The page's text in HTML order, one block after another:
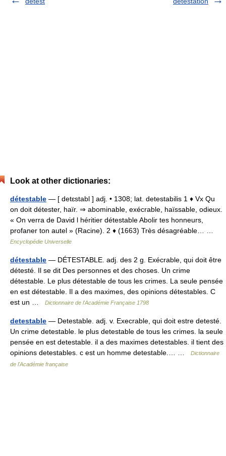
Look at other dictionaries:
détestable — [ detɛstabl ] adj. • 1308; lat. detestabilis 1 ♦ Vx Qu
on doit détester, haïr. ⇒ abominable, exécrable, haïssable, odieux.
« On verra de David l héritier détestable Abolir tes honneurs,
profaner ton autel » (Racine). 2 ♦ (1663) Très désagréable… …
Encyclopédie Universelle
détestable — DÉTESTABLE. adj. des 2 g. Exécrable, qui doit être
détesté. Il se dit Des personnes et des choses. Un crime
détestable. Le plus détestable de tous les crimes. La seule pensée
en est détestable. Il a des maximes, des opinions détestables. C
est un …
Dictionnaire de l'Académie Française 1798
detestable — Detestable. adj. v. Execrable, qui doit estre detesté.
Un crime detestable. le plus detestable de tous les crimes. la seule
pensée en est detestable. il a des maximes detestables. il tient des
opinions detestables. c est un homme detestable.… …
Dictionnaire
de l'Académie française